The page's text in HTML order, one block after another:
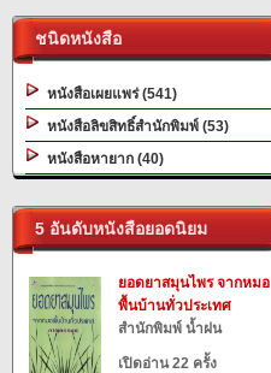
ชนิดหนังสือ
หนังสือเผยแพร่ (541)
หนังสือลิขสิทธิ์สำนักพิมพ์ (53)
หนังสือหายาก (40)
5 อันดับหนังสือยอดนิยม
ยอดยาสมุนไพร จากหมอ
พื้นบ้านทั่วประเทศ
สำนักพิมพ์ น้ำฝน
เปิดอ่าน 22 ครั้ง